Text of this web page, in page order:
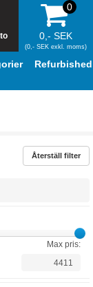
0
0,- SEK
(0,- SEK exkl. moms)
Refurbished
Återställ filter
Max pris: